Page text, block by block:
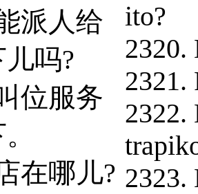
派人给
吗?
位服务
在哪儿?
ito?
2320.
2321.
2322.
2323.